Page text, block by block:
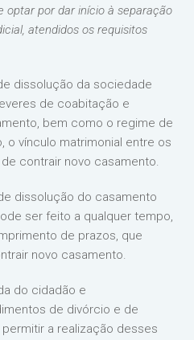
optar por dar início à separação
atendidos os requisitos
dissolução da sociedade
de coabitação e
bem como o regime de
o vínculo matrimonial entre os
contrair novo casamento.
dissolução do casamento
ser feito a qualquer tempo,
de prazos, que
novo casamento.
do cidadão e
de divórcio e de
a realização desses